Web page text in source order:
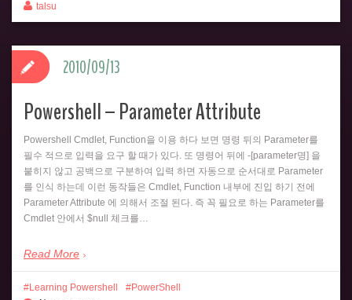
talsu
Powershell – Parameter Attribute
Powershell Cmdlet, Function을 이용 하다 보면 명령 뒤의 Parameter를
필수 적으로 입력을 요구 할 때가 있다. 또 명령어 뒤에 -[parameter명] 을
붙히지 않고 공백으로 구분하여 입력 하면 자동으로 순서대로 Parameter
를 인식 하는데 이런 동작들은 Cmdlet, Function 내부에 진입 하기 전에
Parameter Attribute 에 의해서 조절 된다. 즉 꼭 필요로 하는 Parameter를
Cmdlet 안에서 $null 체크를…
Read More
2010/09/13
Learning Powershell
PowerShell